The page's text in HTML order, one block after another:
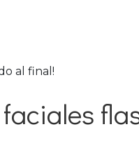
al final!